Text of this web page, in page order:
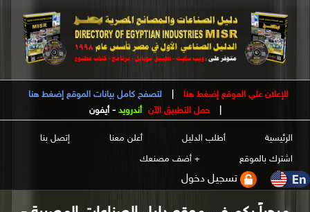
للإعلان علي الموقع إضغط هنا
لتصفح كامل بيانات الموقع إضغط هنا
حمل التطبيق الآن أندرويد - أيفون
الرئيسية أطلب الدليل أعلن معنا
إتصل بنا
اشترك بالموقع
+ أضف مصنعك
تسجيل دخول